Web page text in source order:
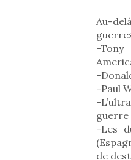
Au-
-Tony
-
-Paul
-
guerre
-Les
de